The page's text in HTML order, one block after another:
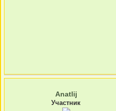
Anatlij
Участник